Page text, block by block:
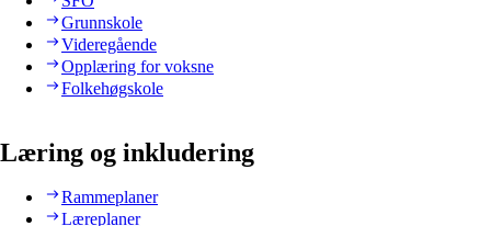
Grunnskole
Videregående
Opplæring for voksne
Folkehøgskole
Læring og inkludering
Rammeplaner
Læreplaner